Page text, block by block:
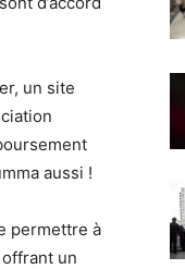
un site
aussi !
permettre à
un